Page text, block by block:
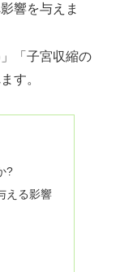
響を与えま
「子宮収縮の
す。
?
える影響